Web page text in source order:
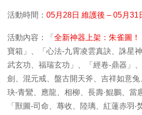
活動時間： 05月28日 維護後 – 05月31
活動內容：「 全新神器上架：朱雀圖！
寶箱」、「心法-九霄凌雲真訣、誅星
武玄功、福瑞玄功」、「經卷-鼎器」
劍、混元戒、盤古開天斧、吉祥如意
玦-青鸞、應龍、相柳、長壽·鯤鵬、當
「獸圖-司命、蓐收、陸璃、紅蓮赤羽‧